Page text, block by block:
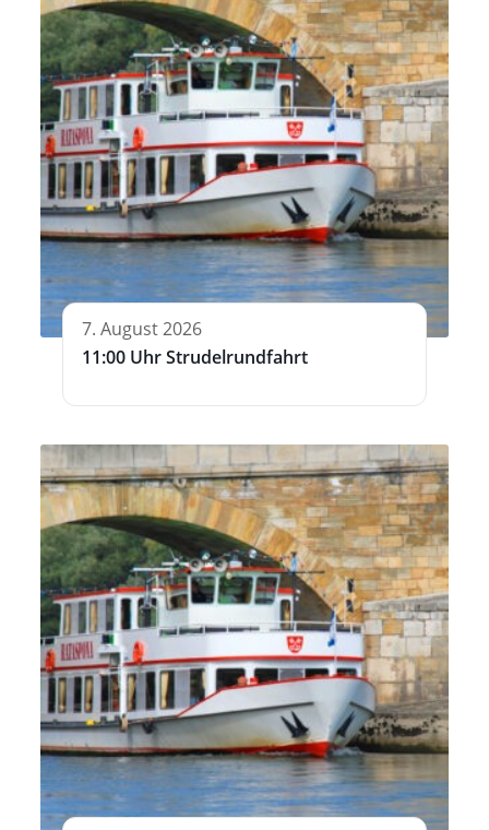
7. August 2026
11:00 Uhr Strudelrundfahrt